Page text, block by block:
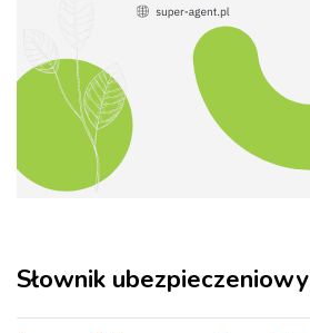
Słownik ubezpieczeniowy